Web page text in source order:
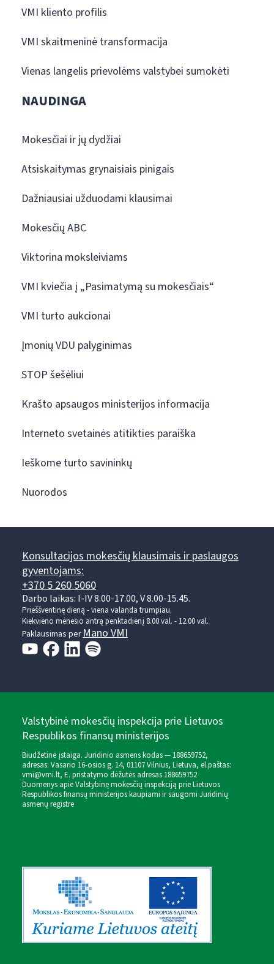
VMI kliento profilis
VMI skaitmeninė transformacija
Vienas langelis prievolėms valstybei sumokėti
NAUDINGA
Mokesčiai ir jų dydžiai
Atsiskaitymas grynaisiais pinigais
Dažniausiai užduodami klausimai
Mokesčių ABC
Viktorina moksleiviams
VMI kviečia į „Pasimatymą su mokesčiais“
VMI turto aukcionai
Įmonių VDU palyginimas
STOP šešėliui
Krašto apsaugos ministerijos informacija
Interneto svetainės atitikties paraiška
Ieškome turto savininkų
Nuorodos
Konsultacijos mokesčių klausimais ir paslaugos
gyventojams:
+370 5 260 5060
Darbo laikas: I-IV 8.00-17.00, V 8.00-15.45.
Prieššventinę dieną - viena valanda trumpiau.
Kiekvieno mėnesio antrą penktadienį 8.00 val. - 12.00 val.
Paklausimas perMano VMI
Valstybinė mokesčių inspekcija prie Lietuvos
Respublikos finansų ministerijos
Biudžetinė įstaiga. Juridinio asmens kodas — 188659752,
adresas: Vasario 16-osios g. 14, 01107 Vilnius, Lietuva, el.paštas:
vmi@vmi.lt, E. pristatymo dėžutės adresas 188659752
Duomenys apie Valstybinę mokesčių inspekciją prie Lietuvos
Respublikos finansų ministerijos kaupiami ir saugomi Juridinių
asmenų registre